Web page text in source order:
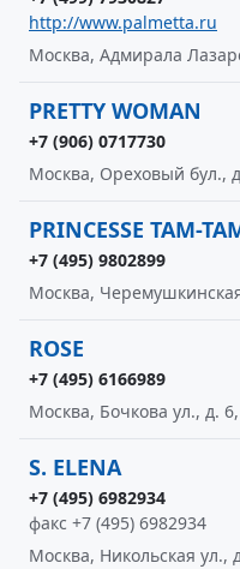
http://www.palmetta.ru
Москва, Адмирала
PRETTY WOMAN
+7 (906) 0717730
Москва, Ореховый бул.,
PRINCESSE TAM-
+7 (495) 9802899
Москва,
ROSE
+7 (495) 6166989
Москва, Бочкова ул., д.
S. ELENA
+7 (495) 6982934
факс +7 (495) 6982934
Москва, Никольская ул.,